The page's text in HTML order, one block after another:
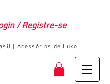
/ Registre-se
| Acessórios de Luxo